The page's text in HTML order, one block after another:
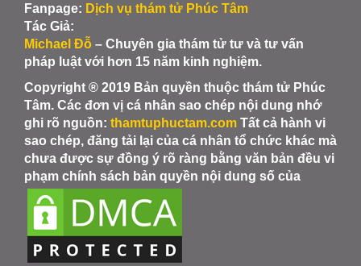
Fanpage: Dịch vụ thám tử Phúc Tâm
Tác Giả:
Michael Đỗ – Chuyên gia thám tử tư và tư vấn
pháp luật với hơn 15 năm kinh nghiệm.
Copyright ® 2019 Bản quyền thuộc thám tử Phúc
Tâm. Các đơn vị cá nhân sao chép nội dung nhớ
ghi rõ nguồn: thamtuphuctam.com Tất cả hành vi
sao chép, đăng tải lại của cá nhân tổ chức khác mà
chưa được sự đồng ý rõ ràng bằng văn bản đều vi
phạm chính sách bản quyền nội dung số của